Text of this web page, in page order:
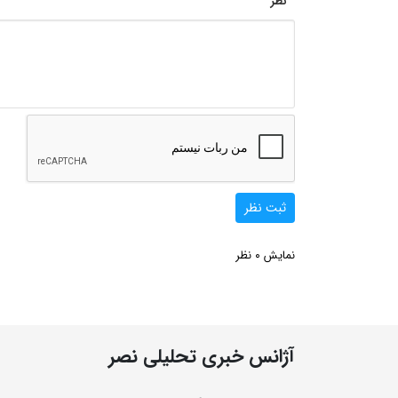
ثبت نظر
نمایش 0 نظر
آژانس خبری تحلیلی نصر